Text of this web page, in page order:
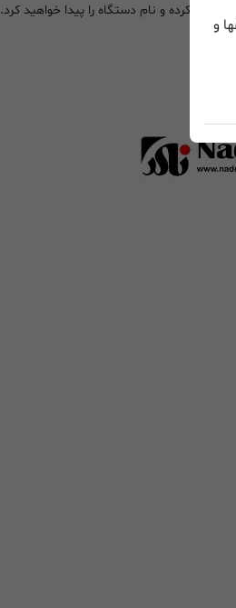
و
شناسایی کرده و نام دستگاه را پیدا خواهید کرد.